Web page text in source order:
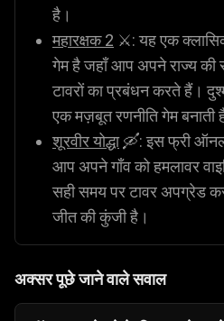
है।
महारक्षक 2 ⚔️: यह एक
गेम है जहाँ आप अपने राज्य की
टावरों का प्रबंधन करते हैं।
एक मज़बूत रणनीति गेम बनाती
शूरवीर योद्धा🛶: इस फ्री
आप अपने गाँव को हमलावर
सही समय पर टावर अपग्रेड
जीत की कुंजी है।
अक्सर पूछे जाने वाले सवाल